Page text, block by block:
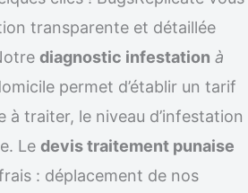
transparente et détaillée
diagnostic infestation à
permet d’établir un tarif
à traiter, le niveau d’infestation
Le devis traitement punaise
: déplacement de nos